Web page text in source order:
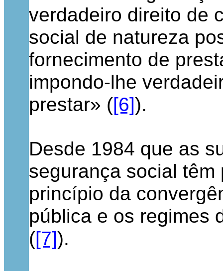
verdadeiro direito de
social de natureza
fornecimento de
impondo-lhe
prestar» ([6]).
Desde 1984 que as
segurança social
princípio da
pública e os regimes
([7]).